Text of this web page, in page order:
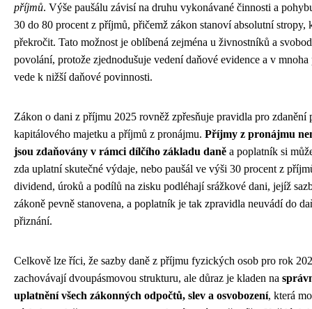
příjmů. Výše paušálu závisí na druhu vykonávané činnosti a
30 do 80 procent z příjmů, přičemž zákon stanoví absolutní stropy,
překročit. Tato možnost je oblíbená zejména u živnostníků a
povolání, protože zjednodušuje vedení daňové evidence a v mnoha
vede k nižší daňové povinnosti.
Zákon o dani z příjmu 2025 rovněž zpřesňuje pravidla pro zdanění
kapitálového majetku a příjmů z pronájmu. Příjmy z pronájmu
jsou zdaňovány v rámci dílčího základu daně a poplatník si
zda uplatní skutečné výdaje, nebo paušál ve výši 30 procent z
dividend, úroků a podílů na zisku podléhají srážkové dani, jejíž
zákoně pevně stanovena, a poplatník je tak zpravidla neuvádí do
přiznání.
Celkově lze říci, že sazby daně z příjmu fyzických osob pro rok
zachovávají dvoupásmovou strukturu, ale důraz je kladen na
uplatnění všech zákonných odpočtů, slev a osvobození, která